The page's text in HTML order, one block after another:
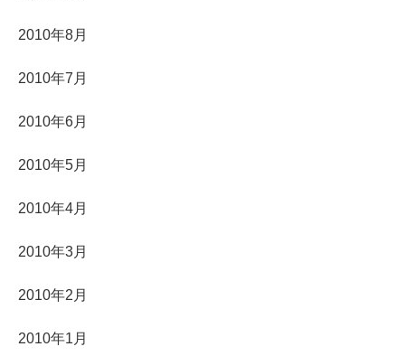
2010年8月
2010年7月
2010年6月
2010年5月
2010年4月
2010年3月
2010年2月
2010年1月